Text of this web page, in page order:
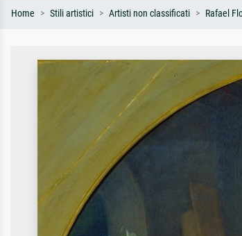
Home Stili artistici Artisti non classificati Rafael